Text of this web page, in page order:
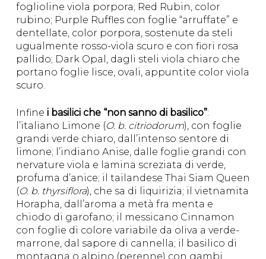
foglioline viola porpora; Red Rubin, color
rubino; Purple Ruffles con foglie “arruffate” e
dentellate, color porpora, sostenute da steli
ugualmente rosso-viola scuro e con fiori rosa
pallido; Dark Opal, dagli steli viola chiaro che
portano foglie lisce, ovali, appuntite color viola
scuro.
Infine i basilici che “non sanno di basilico”:
l’italiano Limone (O. b. citriodorum), con foglie
grandi verde chiaro, dall’intenso sentore di
limone; l’indiano Anise, dalle foglie grandi con
nervature viola e lamina screziata di verde,
profuma d’anice; il tailandese Thai Siam Queen
(O. b. thyrsiflora), che sa di liquirizia; il vietnamita
Horapha, dall’aroma a metà fra menta e
chiodo di garofano; il messicano Cinnamon
con foglie di colore variabile da oliva a verde-
marrone, dal sapore di cannella; il basilico di
montagna o alpino (perenne) con gambi